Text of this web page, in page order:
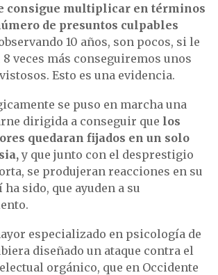
consigue multiplicar en términos
de presuntos culpables
10 años, son pocos, si le
8 veces más conseguiremos unos
Esto es una evidencia.
se puso en marcha una
dirigida a conseguir que los
quedaran fijados en un solo
y que junto con el desprestigio
se produjeran reacciones en su
ha sido, que ayuden a su
especializado en psicología de
diseñado un ataque contra el
orgánico, que en Occidente